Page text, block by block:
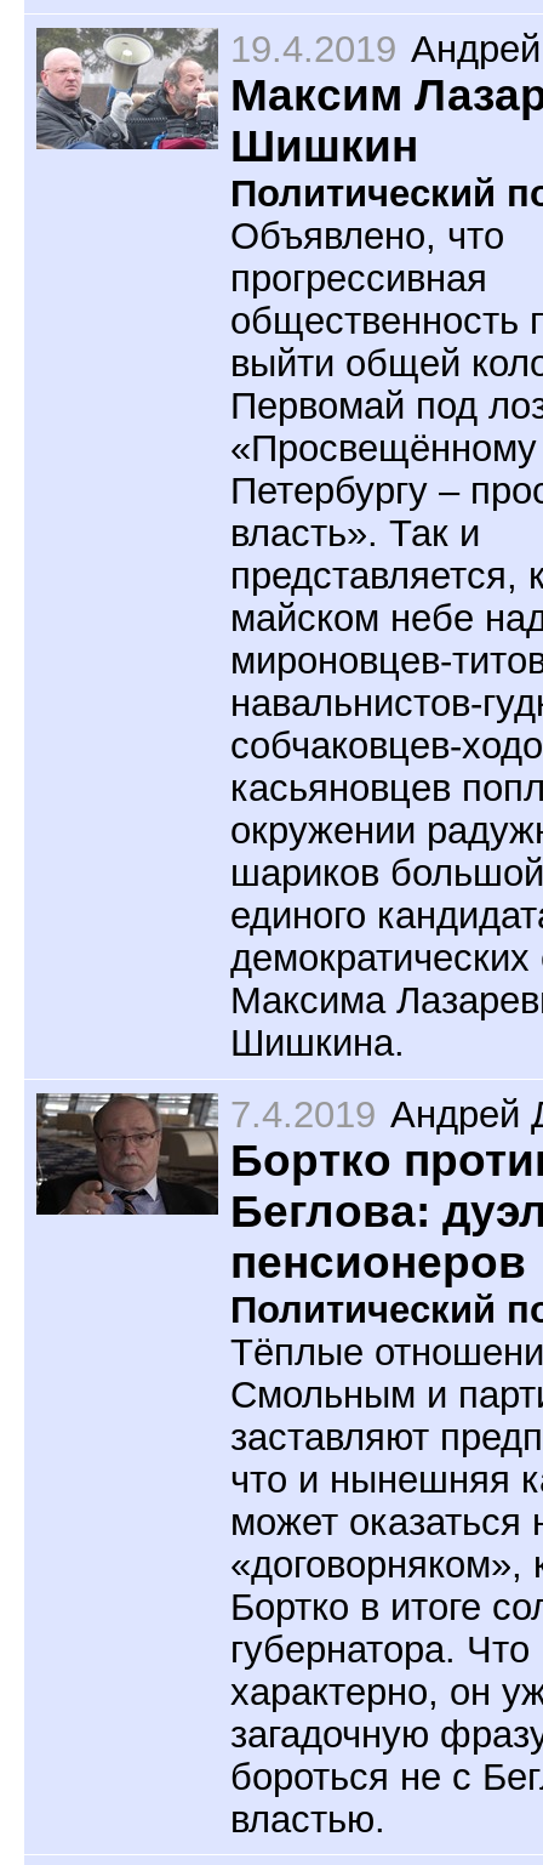
19.4.2019
Максим
Шишкин
Политический
Объявлено, что
прогрессивная
общественность
выйти общей
Первомай под
«Просвещённому
Петербургу –
власть». Так и
представляется,
майском небе
мироновцев-
навальнистов-
собчаковцев-
касьяновцев
окружении
шариков
единого
демократических
Максима
Шишкина.
7.4.2019 Андрей
Бортко
Беглова:
пенсионеров
Политический
Тёплые
Смольным и
заставляют
что и нынешняя
может оказаться
«договорняком»,
Бортко в итоге
губернатора. Что
характерно, он
загадочную
бороться не с
властью.